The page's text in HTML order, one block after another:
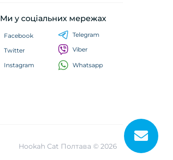
Ми у соціальних мережах
Facebook
Twitter
Instagram
Telegram
Viber
Whatsapp
Hookah Cat Полтава © 2026